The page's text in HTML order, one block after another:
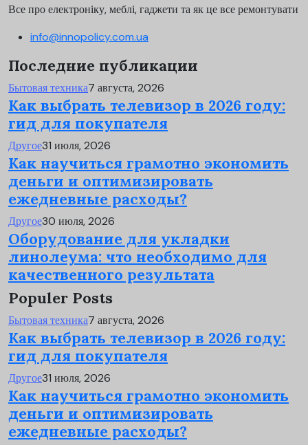
Все про електроніку, меблі, гаджети та як це все ремонтувати
info@innopolicy.com.ua
Последние публикации
Бытовая техника7 августа, 2026
Как выбрать телевизор в 2026 году:
гид для покупателя
Другое31 июля, 2026
Как научиться грамотно экономить
деньги и оптимизировать
ежедневные расходы?
Другое30 июля, 2026
Оборудование для укладки
линолеума: что необходимо для
качественного результата
Populer Posts
Бытовая техника7 августа, 2026
Как выбрать телевизор в 2026 году:
гид для покупателя
Другое31 июля, 2026
Как научиться грамотно экономить
деньги и оптимизировать
ежедневные расходы?